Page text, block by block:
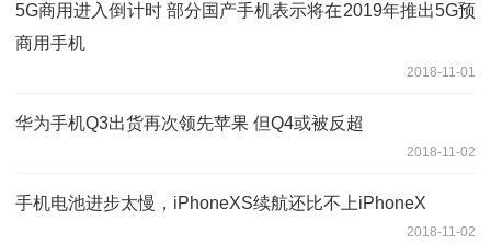
5G商用进入倒计时 部分国产手机表示将在2019年推出5G预
商用手机
2018-11-01
华为手机Q3出货再次领先苹果 但Q4或被反超
2018-11-02
手机电池进步太慢，iPhoneXS续航还比不上iPhoneX
2018-11-02